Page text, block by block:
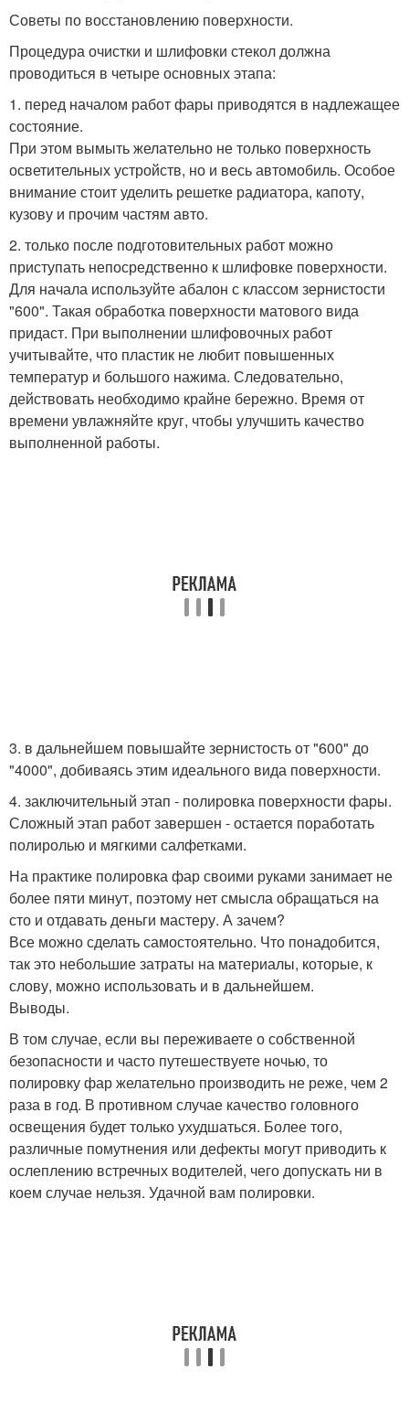
Советы по восстановлению поверхности.
Процедура очистки и шлифовки стекол должна
проводиться в четыре основных этапа:
1. перед началом работ фары приводятся в надлежащее
состояние.
При этом вымыть желательно не только поверхность
осветительных устройств, но и весь автомобиль. Особое
внимание стоит уделить решетке радиатора, капоту,
кузову и прочим частям авто.
2. только после подготовительных работ можно
приступать непосредственно к шлифовке поверхности.
Для начала используйте абалон с классом зернистости
"600". Такая обработка поверхности матового вида
придаст. При выполнении шлифовочных работ
учитывайте, что пластик не любит повышенных
температур и большого нажима. Следовательно,
действовать необходимо крайне бережно. Время от
времени увлажняйте круг, чтобы улучшить качество
выполненной работы.
3. в дальнейшем повышайте зернистость от "600" до
"4000", добиваясь этим идеального вида поверхности.
4. заключительный этап - полировка поверхности фары.
Сложный этап работ завершен - остается поработать
полиролью и мягкими салфетками.
На практике полировка фар своими руками занимает не
более пяти минут, поэтому нет смысла обращаться на
сто и отдавать деньги мастеру. А зачем?
Все можно сделать самостоятельно. Что понадобится,
так это небольшие затраты на материалы, которые, к
слову, можно использовать и в дальнейшем.
Выводы.
В том случае, если вы переживаете о собственной
безопасности и часто путешествуете ночью, то
полировку фар желательно производить не реже, чем 2
раза в год. В противном случае качество головного
освещения будет только ухудшаться. Более того,
различные помутнения или дефекты могут приводить к
ослеплению встречных водителей, чего допускать ни в
коем случае нельзя. Удачной вам полировки.